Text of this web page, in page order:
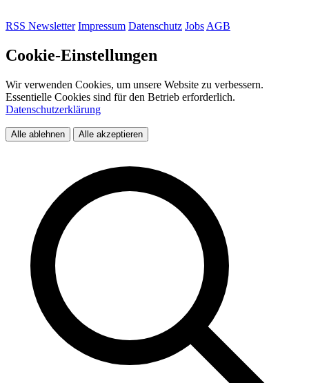
RSS Newsletter Impressum Datenschutz Jobs AGB
Cookie-Einstellungen
Wir verwenden Cookies, um unsere Website zu verbessern.
Essentielle Cookies sind für den Betrieb erforderlich.
Datenschutzerklärung
Alle ablehnen Alle akzeptieren